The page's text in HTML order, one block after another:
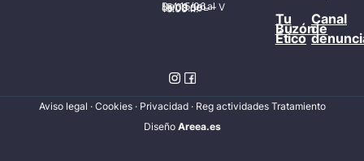
Del 15/06 al 15/09 de L – V de 08:00 – 15:00 h.
Tu
Buzón
Ético
Canal
de
Aviso legal · Cookies· Privacidad · Reg actividades Tratamiento
Diseño Areea.es